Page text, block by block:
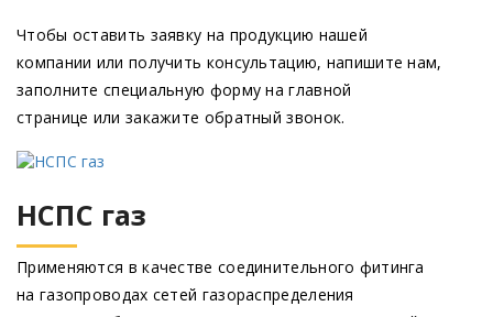
Чтобы оставить заявку на продукцию нашей
компании или получить консультацию, напишите нам,
заполните специальную форму на главной
странице или закажите обратный звонок.
НСПС газ
Применяются в качестве соединительного фитинга
на газопроводах сетей газораспределения